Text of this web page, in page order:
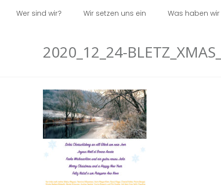
Wer sind wir? Wir setzen uns ein Was haben wir
2020_12_24-